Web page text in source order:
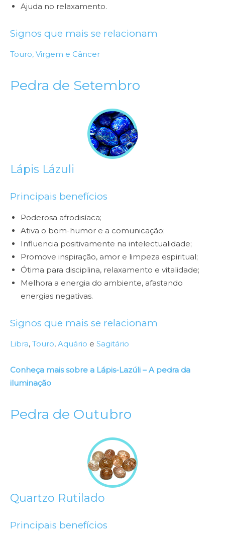
Ajuda no relaxamento.
Signos que mais se relacionam
Touro, Virgem e Câncer
Pedra de Setembro
Lápis Lázuli
Principais benefícios
Poderosa afrodisíaca;
Ativa o bom-humor e a comunicação;
Influencia positivamente na intelectualidade;
Promove inspiração, amor e limpeza espiritual;
Ótima para disciplina, relaxamento e vitalidade;
Melhora a energia do ambiente, afastando
energias negativas.
Signos que mais se relacionam
Libra, Touro, Aquário e Sagitário
Conheça mais sobre a Lápis-Lazúli – A pedra da
iluminação
Pedra de Outubro
Quartzo Rutilado
Principais benefícios